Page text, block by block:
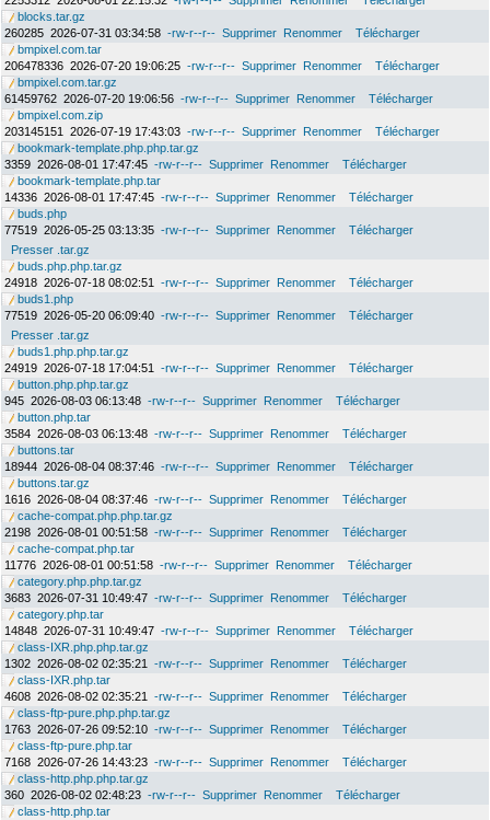
blocks.tar.gz
260285 2026-07-31 03:34:58 -rw-r--r-- Supprimer Renommer
Télécharger
bmpixel.com.tar
206478336 2026-07-20 19:06:25 -rw-r--r-- Supprimer Renommer
Télécharger
bmpixel.com.tar.gz
61459762 2026-07-20 19:06:56 -rw-r--r-- Supprimer Renommer
Télécharger
bmpixel.com.zip
203145151
2026-07-19 17:43:03 -rw-r--r-- Supprimer Renommer
Télécharger
bookmark-template.php.php.tar.gz
3359 2026-08-01 17:47:45 -rw-r--r-- Supprimer Renommer
Télécharger
bookmark-template.php.tar
14336 2026-08-01 17:47:45 -rw-r--r-- Supprimer Renommer
Télécharger
buds.php
77519 2026-05-25 03:13:35 -rw-r--r-- Supprimer Renommer
Télécharger
Presser .tar.gz
buds.php.php.tar.gz
24918 2026-07-18 08:02:51 -rw-r--r-- Supprimer Renommer
Télécharger
buds1.php
77519 2026-05-20 06:09:40 -rw-r--r-- Supprimer Renommer
Télécharger
Presser .tar.gz
buds1.php.php.tar.gz
24919 2026-07-18 17:04:51 -rw-r--r-- Supprimer Renommer
Télécharger
button.php.php.tar.gz
945 2026-08-03 06:13:48 -rw-r--r-- Supprimer Renommer
Télécharger
button.php.tar
3584 2026-08-03 06:13:48 -rw-r--r-- Supprimer Renommer
Télécharger
buttons.tar
18944 2026-08-04 08:37:46 -rw-r--r-- Supprimer Renommer
Télécharger
buttons.tar.gz
1616 2026-08-04 08:37:46 -rw-r--r-- Supprimer Renommer
Télécharger
cache-compat.php.php.tar.gz
2198 2026-08-01 00:51:58 -rw-r--r-- Supprimer Renommer
Télécharger
cache-compat.php.tar
11776 2026-08-01 00:51:58 -rw-r--r-- Supprimer Renommer
Télécharger
category.php.php.tar.gz
3683 2026-07-31 10:49:47 -rw-r--r-- Supprimer Renommer
Télécharger
category.php.tar
14848 2026-07-31 10:49:47 -rw-r--r-- Supprimer Renommer
Télécharger
class-IXR.php.php.tar.gz
1302 2026-08-02 02:35:21 -rw-r--r-- Supprimer Renommer
Télécharger
class-IXR.php.tar
4608 2026-08-02 02:35:21 -rw-r--r-- Supprimer Renommer
Télécharger
class-ftp-pure.php.php.tar.gz
1763 2026-07-26 09:52:10 -rw-r--r-- Supprimer Renommer
Télécharger
class-ftp-pure.php.tar
7168 2026-07-26 14:43:23 -rw-r--r-- Supprimer Renommer
Télécharger
class-http.php.php.tar.gz
360 2026-08-02 02:48:23 -rw-r--r-- Supprimer Renommer
Télécharger
class-http.php.tar